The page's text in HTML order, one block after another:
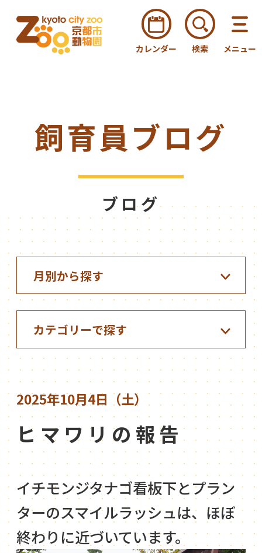
カレンダー 検索 メニュー
飼育員ブログ
ブログ
2025年10月4日（土）
ヒマワリの報告
イチモンジタナゴ看板下とプラン
ターのスマイルラッシュは、ほぼ
終わりに近づいています。